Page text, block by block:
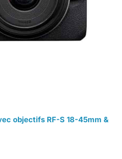
objectifs RF-S 18-45mm &